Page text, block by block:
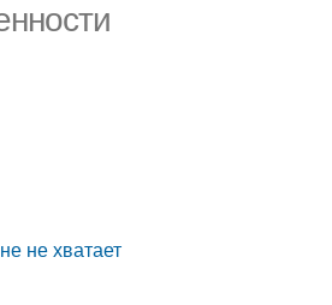
не хватает